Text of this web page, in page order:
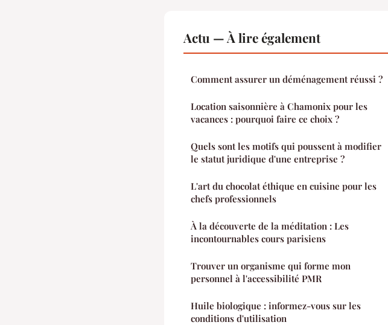
Actu — À lire également
Comment assurer un déménagement réussi ?
Location saisonnière à Chamonix pour les
vacances : pourquoi faire ce choix ?
Quels sont les motifs qui poussent à modifier
le statut juridique d'une entreprise ?
L'art du chocolat éthique en cuisine pour les
chefs professionnels
À la découverte de la méditation : Les
incontournables cours parisiens
Trouver un organisme qui forme mon
personnel à l'accessibilité PMR
Huile biologique : informez-vous sur les
conditions d'utilisation